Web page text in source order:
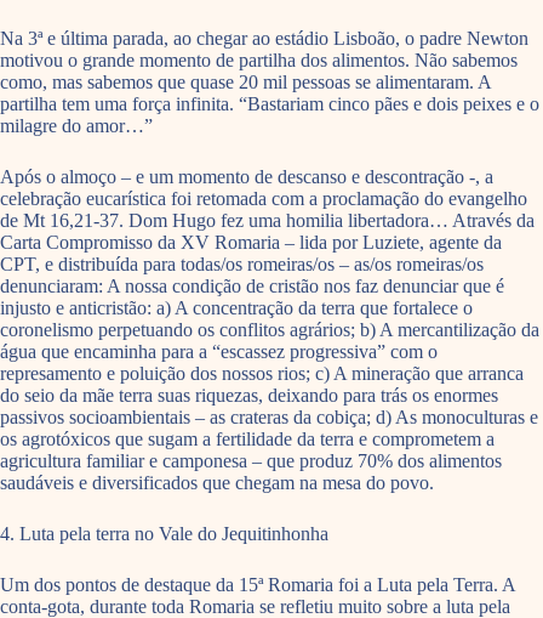
Na 3ª e última parada, ao chegar ao estádio Lisboão, o padre Newton
motivou o grande momento de partilha dos alimentos. Não sabemos
como, mas sabemos que quase 20 mil pessoas se alimentaram. A
partilha tem uma força infinita. “Bastariam cinco pães e dois peixes e o
milagre do amor…”
Após o almoço – e um momento de descanso e descontração -, a
celebração eucarística foi retomada com a proclamação do evangelho
de Mt 16,21-37. Dom Hugo fez uma homilia libertadora… Através da
Carta Compromisso da XV Romaria – lida por Luziete, agente da
CPT, e distribuída para todas/os romeiras/os – as/os romeiras/os
denunciaram: A nossa condição de cristão nos faz denunciar que é
injusto e anticristão: a) A concentração da terra que fortalece o
coronelismo perpetuando os conflitos agrários; b) A mercantilização da
água que encaminha para a “escassez progressiva” com o
represamento e poluição dos nossos rios; c) A mineração que arranca
do seio da mãe terra suas riquezas, deixando para trás os enormes
passivos socioambientais – as crateras da cobiça; d) As monoculturas e
os agrotóxicos que sugam a fertilidade da terra e comprometem a
agricultura familiar e camponesa – que produz 70% dos alimentos
saudáveis e diversificados que chegam na mesa do povo.
4. Luta pela terra no Vale do Jequitinhonha
Um dos pontos de destaque da 15ª Romaria foi a Luta pela Terra. A
conta-gota, durante toda Romaria se refletiu muito sobre a luta pela